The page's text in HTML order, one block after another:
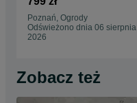
Poznań, Ogrody
Odświeżono dnia 06 sierpnia
2026
Zobacz też